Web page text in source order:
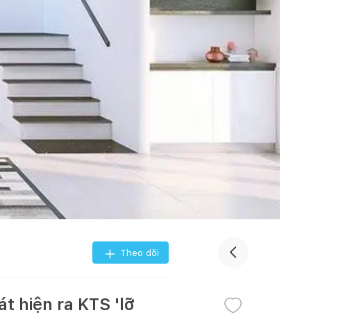
Theo dõi
hiện ra KTS 'lỡ